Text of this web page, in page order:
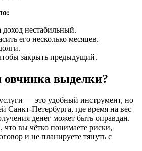
нестабильный.
его несколько месяцев.
закрыть предыдущий.
овчинка выделки?
— это удобный инструмент, но
Санкт-Петербурга, где время на вес
денег может быть оправдан.
что вы чётко понимаете риски,
и не планируете тянуть с